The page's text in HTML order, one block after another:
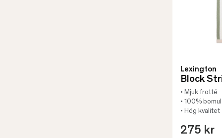
Lexington
Block
• Mjuk frotté
• 100% bomull
• Hög kvalitet
275 kr